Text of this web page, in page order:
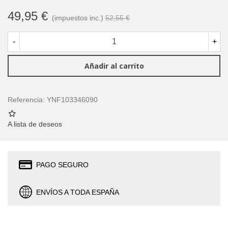
49,95 € (impuestos inc.) 52,55 €
- +
Añadir al carrito
Referencia: YNF103346090
A lista de deseos
PAGO SEGURO
ENVÍOS A TODA ESPAÑA